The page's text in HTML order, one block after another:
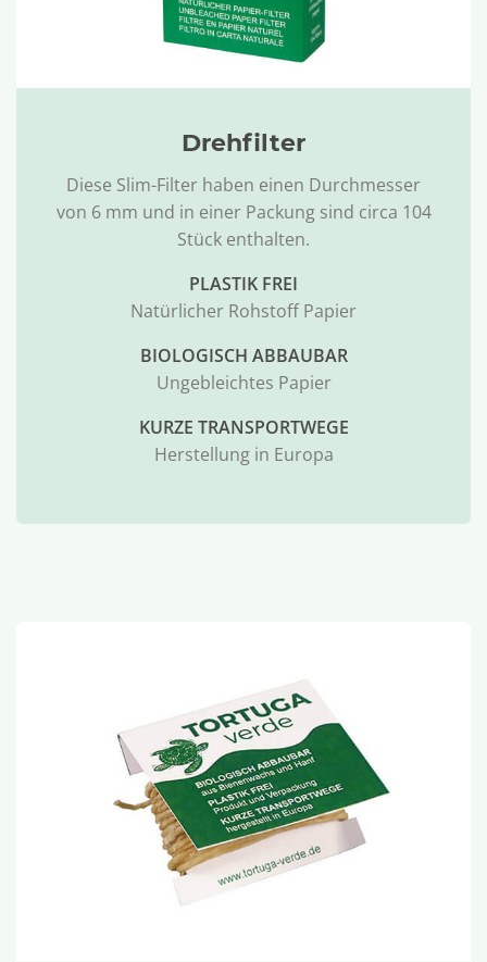
Drehfilter
Diese Slim-Filter haben einen Durchmesser
von 6 mm und in einer Packung sind circa 104
Stück enthalten.
PLASTIK FREI
Natürlicher Rohstoff Papier
BIOLOGISCH ABBAUBAR
Ungebleichtes Papier
KURZE TRANSPORTWEGE
Herstellung in Europa